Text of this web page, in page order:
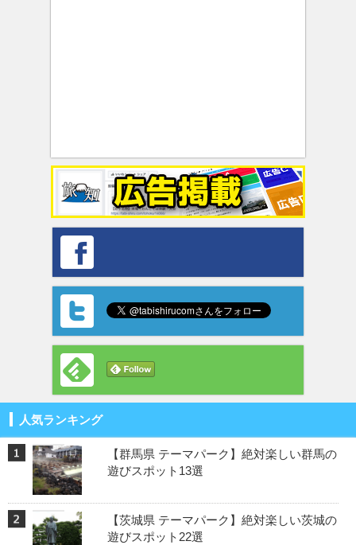
人気ランキング
【群馬県 テーマパーク】絶対楽しい群馬の
遊びスポット13選
【茨城県 テーマパーク】絶対楽しい茨城の
遊びスポット22選